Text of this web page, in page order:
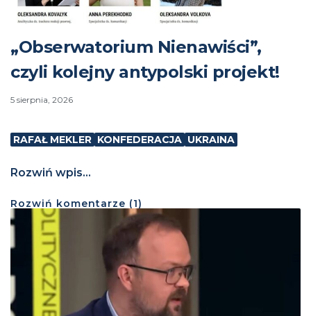
„Obserwatorium Nienawiści”,
czyli kolejny antypolski projekt!
5 sierpnia, 2026
RAFAŁ MEKLER KONFEDERACJA UKRAINA
Rozwiń wpis...
Rozwiń komentarze (1)